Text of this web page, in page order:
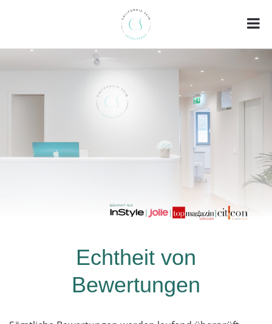
Echtheit von
Bewertungen